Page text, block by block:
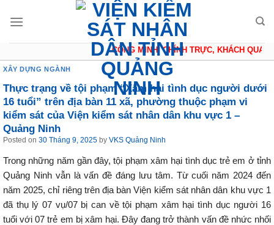
CÔNG MINH, CHÍNH TRỰC, KHÁCH QUAN,
XÂY DỰNG NGÀNH
Thực trạng về tội phạm “Xâm hại tình dục người dưới
16 tuổi” trên địa bàn 11 xã, phường thuộc phạm vi
kiểm sát của Viện kiểm sát nhân dân khu vực 1 –
Quảng Ninh
Posted on 30 Tháng 9, 2025 by VKS Quảng Ninh
Trong những năm gần đây, tội phạm xâm hại tình dục trẻ em ở tỉnh
Quảng Ninh vẫn là vấn đề đáng lưu tâm. Từ cuối năm 2024 đến
năm 2025, chỉ riêng trên địa bàn Viện kiểm sát nhân dân khu vực 1
đã thụ lý 07 vụ/07 bị can về tội phạm xâm hại tình dục người 16
tuổi với 07 trẻ em bị xâm hại. Đây đang trở thành vấn đề nhức nhối